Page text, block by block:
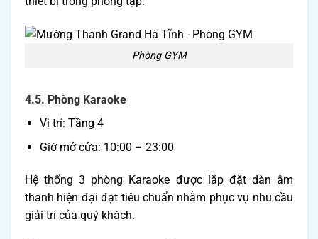
Phòng GYM
4.5. Phòng Karaoke
Vị trí: Tầng 4
Giờ mở cửa: 10:00 – 23:00
Hệ thống 3 phòng Karaoke được lắp đặt dàn âm
thanh hiện đại đạt tiêu chuẩn nhằm phục vụ nhu cầu
giải trí của quý khách.